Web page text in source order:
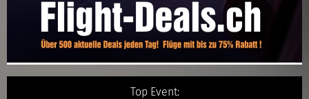
Top Event: